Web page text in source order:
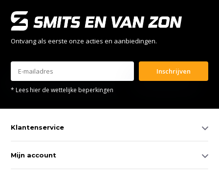
Ontvang als eerste onze acties en aanbiedingen.
Inschrijven
* Lees hier de wettelijke beperkingen
Klantenservice
Mijn account